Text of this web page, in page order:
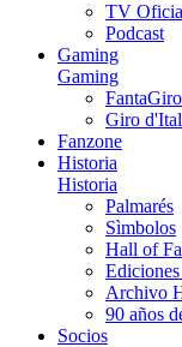
TV
Podcast
Gaming
Gaming
Giro
Fanzone
Historia
Historia
Palmarés
Sìmbolos
Hall of
Archivo
90 años
Socios